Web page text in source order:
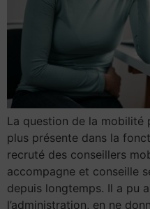
La question de la mobilité
plus présente dans la
recruté des conseillers
accompagne et conseille
depuis longtemps. Il a pu
l’administration, en ne